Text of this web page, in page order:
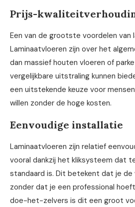
Prijs-
Een van de grootste voordelen van
Laminaatvloeren zijn over het
dan massief houten vloeren of
vergelijkbare uitstraling kunnen
een uitstekende keuze voor
willen zonder de hoge kosten.
Eenvoudige installatie
Laminaatvloeren zijn relatief
vooral dankzij het kliksysteem dat
standaard is. Dit betekent dat je de
zonder dat je een professional
doe-het-zelvers is dit een groot